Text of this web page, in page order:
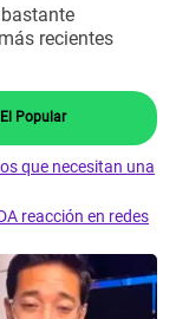
recientes
Popular
que necesitan una
reacción en redes